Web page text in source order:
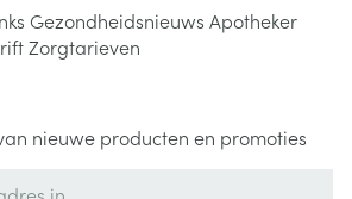
Gezondheidsnieuws Apotheker
Zorgtarieven
nieuwe producten en promoties